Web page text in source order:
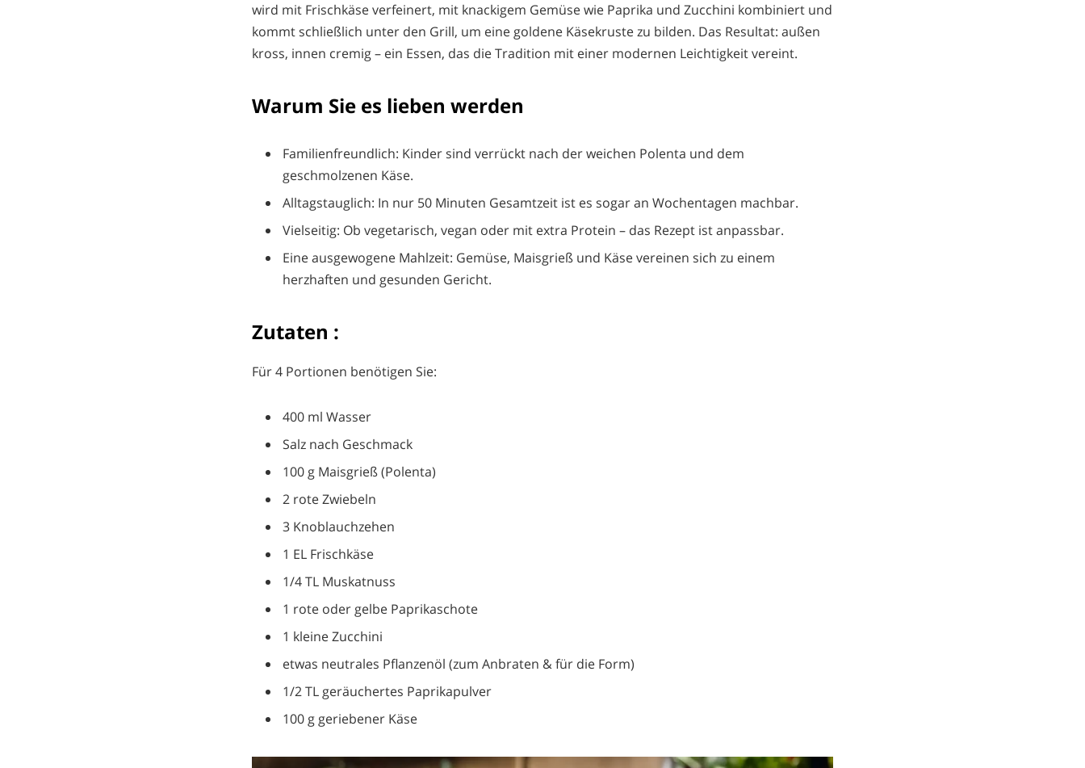
wird mit Frischkäse verfeinert, mit knackigem Gemüse wie Paprika und Zucchini kombiniert und
kommt schließlich unter den Grill, um eine goldene Käsekruste zu bilden. Das Resultat: außen
kross, innen cremig – ein Essen, das die Tradition mit einer modernen Leichtigkeit vereint.
Warum Sie es lieben werden
Familienfreundlich: Kinder sind verrückt nach der weichen Polenta und dem
geschmolzenen Käse.
Alltagstauglich: In nur 50 Minuten Gesamtzeit ist es sogar an Wochentagen machbar.
Vielseitig: Ob vegetarisch, vegan oder mit extra Protein – das Rezept ist anpassbar.
Eine ausgewogene Mahlzeit: Gemüse, Maisgrieß und Käse vereinen sich zu einem
herzhaften und gesunden Gericht.
Zutaten :
Für 4 Portionen benötigen Sie:
400 ml Wasser
Salz nach Geschmack
100 g Maisgrieß (Polenta)
2 rote Zwiebeln
3 Knoblauchzehen
1 EL Frischkäse
1/4 TL Muskatnuss
1 rote oder gelbe Paprikaschote
1 kleine Zucchini
etwas neutrales Pflanzenöl (zum Anbraten & für die Form)
1/2 TL geräuchertes Paprikapulver
100 g geriebener Käse